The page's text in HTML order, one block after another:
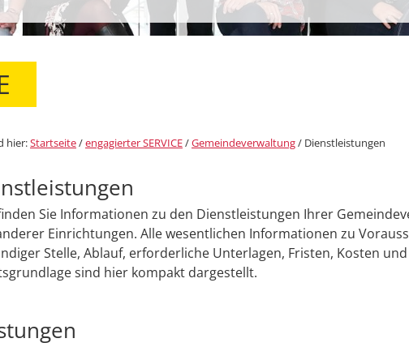
hier:Startseite/engagierter SERVICE/Gemeindeverwaltung/ Dienstleistungen
Sie Informationen zu den Dienstleistungen Ihrer
Einrichtungen. Alle wesentlichen Informationen zu
Stelle, Ablauf, erforderliche Unterlagen, Fristen, Kosten
sind hier kompakt dargestellt.